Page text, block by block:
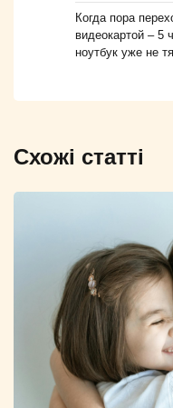
Когда пора
видеокартой – 5
ноутбук уже не
Схожі статті